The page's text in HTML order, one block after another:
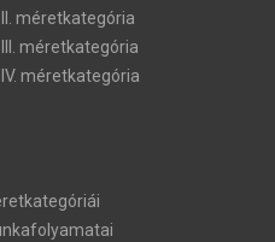
méretkategória
méretkategória
méretkategória